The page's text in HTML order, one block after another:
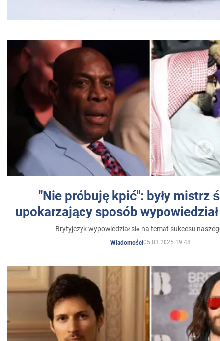
"Nie próbuję kpić": były mistrz
upokarzający sposób
Brytyjczyk wypowiedział się na temat sukcesu
Wiadomości05.03.2025 19:48